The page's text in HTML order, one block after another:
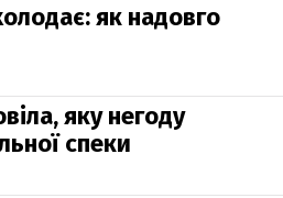
як надовго
яку негоду
спеки